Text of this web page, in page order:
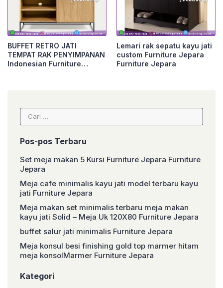
BUFFET RETRO JATI
TEMPAT RAK PENYIMPANAN
Indonesian Furniture
Lemari rak sepatu kayu jati
custom Furniture Jepara
Furniture Jepara
Cari
untuk:
Pos-pos Terbaru
Set meja makan 5 Kursi Furniture Jepara Furniture
Jepara
Meja cafe minimalis kayu jati model terbaru kayu
jati Furniture Jepara
Meja makan set minimalis terbaru meja makan
kayu jati Solid – Meja Uk 120X80 Furniture Jepara
buffet salur jati minimalis Furniture Jepara
Meja konsul besi finishing gold top marmer hitam
meja konsolMarmer Furniture Jepara
Kategori